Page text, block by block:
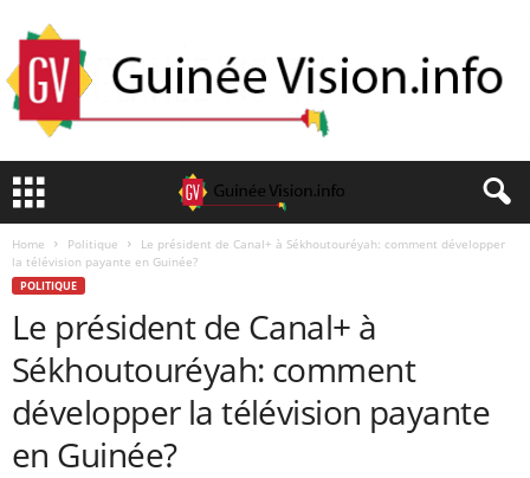
Home Politique
Le président de Canal+ à Sékhoutouréyah: comment développer
la télévision payante en Guinée?
POLITIQUE
Le président de Canal+ à
Sékhoutouréyah: comment
développer la télévision payante
en Guinée?